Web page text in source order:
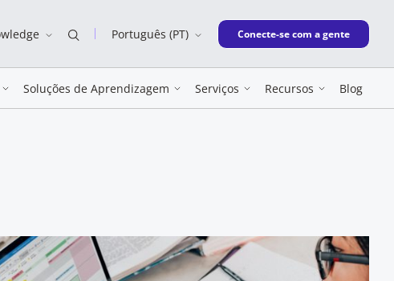
Português (PT) New window
Conecte-se com a gente
Soluções de Aprendizagem Serviços Recursos Blog